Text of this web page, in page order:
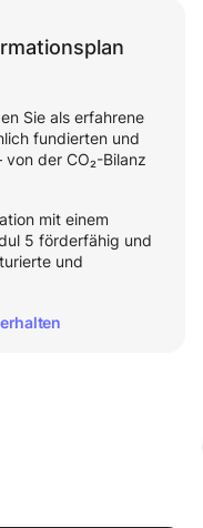
Sie als erfahrene
fundierten und
der CO₂-Bilanz
mit einem
5 förderfähig und
und